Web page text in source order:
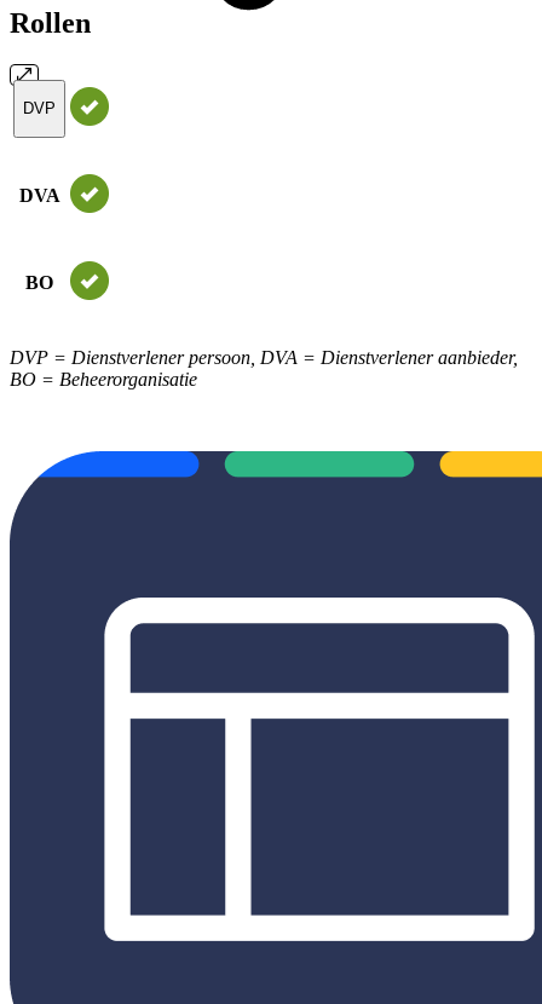
Rollen
DVP
DVA
BO
DVP = Dienstverlener persoon, DVA = Dienstverlener aanbieder,
BO = Beheerorganisatie